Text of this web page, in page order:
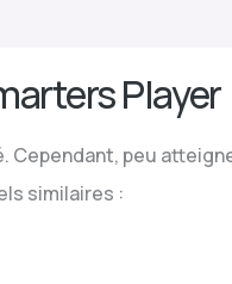
Player
Cependant, peu
similaires :